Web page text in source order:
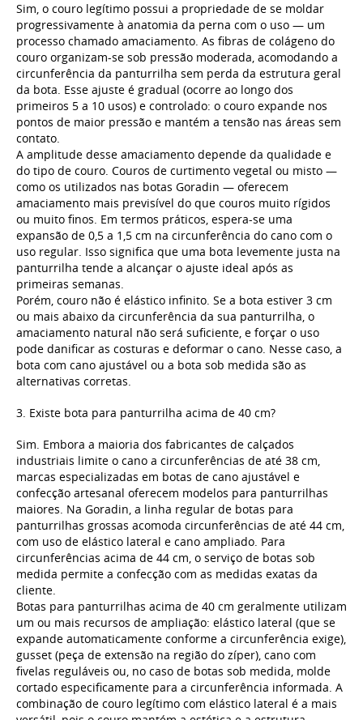
Sim, o couro legítimo possui a propriedade de se moldar
progressivamente à anatomia da perna com o uso — um
processo chamado amaciamento. As fibras de colágeno do
couro organizam-se sob pressão moderada, acomodando a
circunferência da panturrilha sem perda da estrutura geral
da bota. Esse ajuste é gradual (ocorre ao longo dos
primeiros 5 a 10 usos) e controlado: o couro expande nos
pontos de maior pressão e mantém a tensão nas áreas sem
contato.
A amplitude desse amaciamento depende da qualidade e
do tipo de couro. Couros de curtimento vegetal ou misto —
como os utilizados nas botas Goradin — oferecem
amaciamento mais previsível do que couros muito rígidos
ou muito finos. Em termos práticos, espera-se uma
expansão de 0,5 a 1,5 cm na circunferência do cano com o
uso regular. Isso significa que uma bota levemente justa na
panturrilha tende a alcançar o ajuste ideal após as
primeiras semanas.
Porém, couro não é elástico infinito. Se a bota estiver 3 cm
ou mais abaixo da circunferência da sua panturrilha, o
amaciamento natural não será suficiente, e forçar o uso
pode danificar as costuras e deformar o cano. Nesse caso, a
bota com cano ajustável ou a bota sob medida são as
alternativas corretas.
3. Existe bota para panturrilha acima de 40 cm?
Sim. Embora a maioria dos fabricantes de calçados
industriais limite o cano a circunferências de até 38 cm,
marcas especializadas em botas de cano ajustável e
confecção artesanal oferecem modelos para panturrilhas
maiores. Na Goradin, a linha regular de botas para
panturrilhas grossas acomoda circunferências de até 44 cm,
com uso de elástico lateral e cano ampliado. Para
circunferências acima de 44 cm, o serviço de botas sob
medida permite a confecção com as medidas exatas da
cliente.
Botas para panturrilhas acima de 40 cm geralmente utilizam
um ou mais recursos de ampliação: elástico lateral (que se
expande automaticamente conforme a circunferência exige),
gusset (peça de extensão na região do zíper), cano com
fivelas reguláveis ou, no caso de botas sob medida, molde
cortado especificamente para a circunferência informada. A
combinação de couro legítimo com elástico lateral é a mais